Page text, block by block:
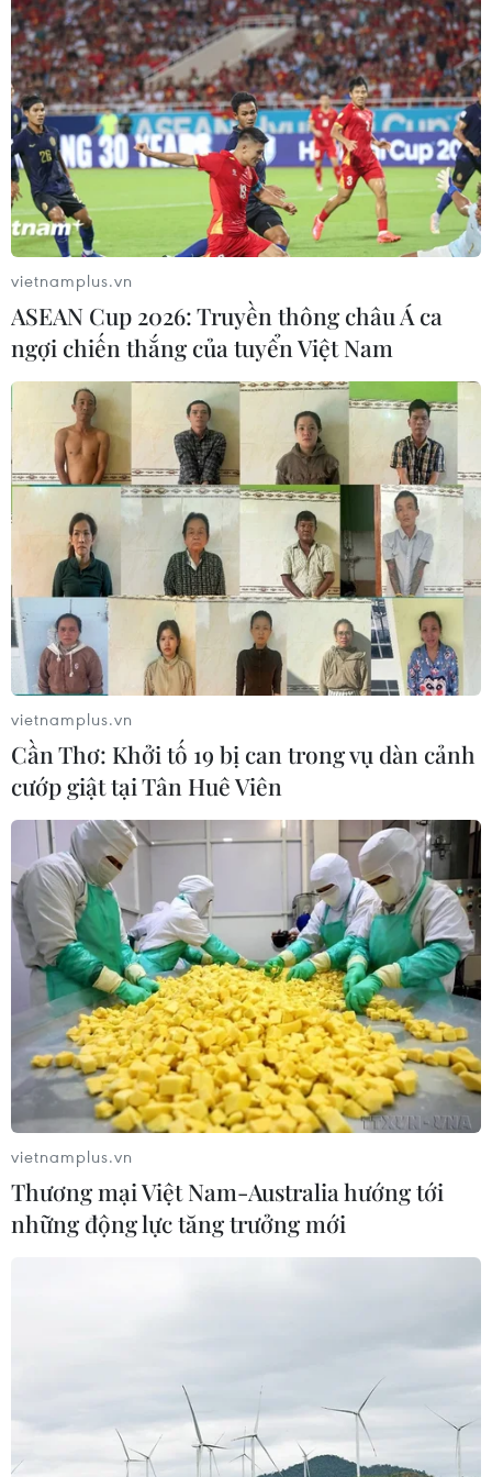
vietnamplus.vn
ASEAN Cup 2026: Truyền thông châu Á ca
ngợi chiến thắng của tuyển Việt Nam
vietnamplus.vn
Cần Thơ: Khởi tố 19 bị can trong vụ dàn cảnh
cướp giật tại Tân Huê Viên
vietnamplus.vn
Thương mại Việt Nam-Australia hướng tới
những động lực tăng trưởng mới